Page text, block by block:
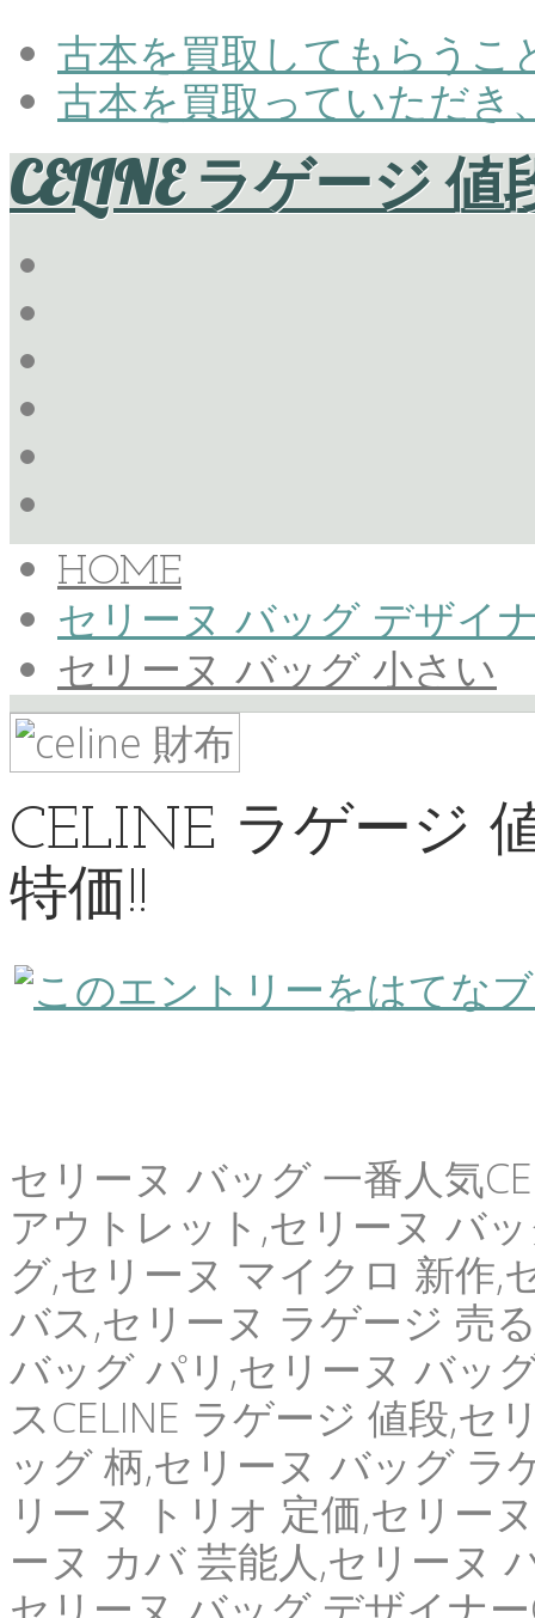
古本を買取してもらうこ
古本を買取っていただき
CELINE ラゲージ 値
HOME
セリーヌ バッグ デザイ
セリーヌ バッグ 小さい
CELINE ラゲージ
特価!!
セリーヌ バッグ 一番人気
アウトレット,セリーヌ バ
グ,セリーヌ マイクロ 新作,
バス,セリーヌ ラゲージ 売
バッグ パリ,セリーヌ バッ
スCELINE ラゲージ 値段,
ッグ 柄,セリーヌ バッグ ラ
リーヌ トリオ 定価,セリー
ーヌ カバ 芸能人,セリーヌ